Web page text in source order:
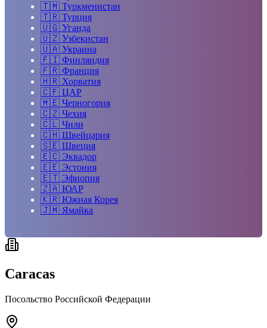
🇹🇲 Туркменистан
🇹🇷 Турция
🇺🇬 Уганда
🇺🇿 Узбекистан
🇺🇦 Украина
🇫🇮 Финляндия
🇫🇷 Франция
🇭🇷 Хорватия
🇨🇫 ЦАР
🇲🇪 Черногория
🇨🇿 Чехия
🇨🇱 Чили
🇨🇭 Швейцария
🇸🇪 Швеция
🇪🇨 Эквадор
🇪🇪 Эстония
🇪🇹 Эфиопия
🇿🇦 ЮАР
🇰🇷 Южная Корея
🇯🇲 Ямайка
Caracas
Посольство Российской Федерации